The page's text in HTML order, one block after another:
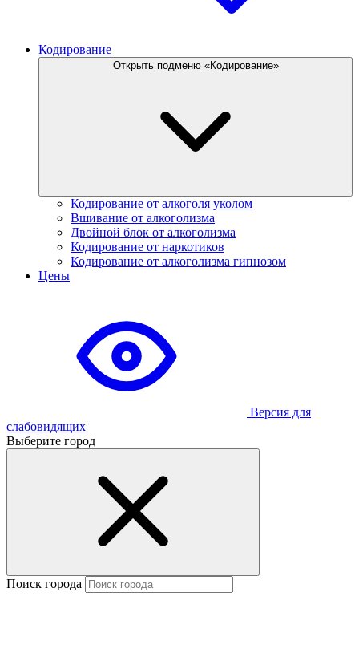
Кодирование
Открыть подменю «Кодирование»
Кодирование от алкоголя уколом
Вшивание от алкоголизма
Двойной блок от алкоголизма
Кодирование от наркотиков
Кодирование от алкоголизма гипнозом
Цены
Версия для
слабовидящих
Выберите город
Поиск города